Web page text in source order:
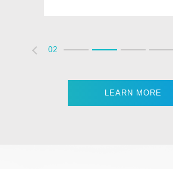
02
LEARN MORE